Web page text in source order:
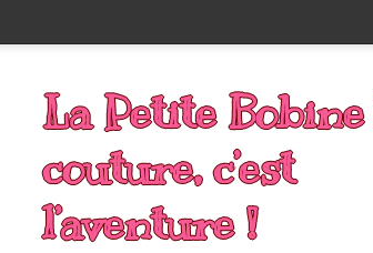
La Petite
couture, c’est
l’aventure !